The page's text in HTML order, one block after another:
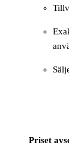
Priset